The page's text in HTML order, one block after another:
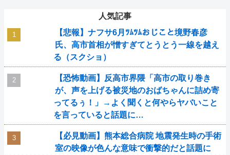
人気記事
【悲報】ナフサ6月ﾂﾑﾂﾑおじこと境野春彦
氏、高市首相が憎すぎてとうとう一線を越え
る（スクショ）
【恐怖動画】反高市界隈「高市の取り巻き
が、声を上げる被災地のおばちゃんに詰め寄
ってるぅ！」→よく聞くと何やらヤバいこと
を言っていると話題に…
【必見動画】熊本総合病院 地震発生時の手術
室の映像が色んな意味で衝撃的だと話題に